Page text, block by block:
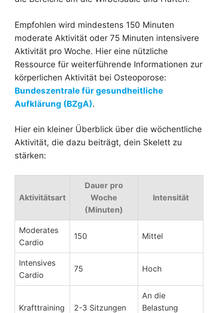
Empfohlen wird mindestens 150 Minuten
moderate Aktivität oder 75 Minuten intensivere
Aktivität pro Woche. Hier eine nützliche
Ressource für weiterführende Informationen zur
körperlichen Aktivität bei Osteoporose:
Bundeszentrale für gesundheitliche
Aufklärung (BZgA).
Hier ein kleiner Überblick über die wöchentliche
Aktivität, die dazu beiträgt, dein Skelett zu
stärken:
Aktivitätsart
Dauer pro
Woche
(Minuten)
Intensität
Moderates
Cardio
150 Mittel
Intensives
Cardio
75 Hoch
Krafttraining 2-3 Sitzungen
An die
Belastung